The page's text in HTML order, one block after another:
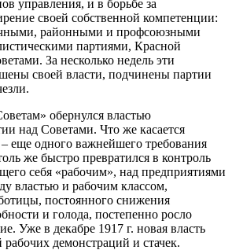
управления, и в борьбе за
своей собственной компетенции:
районными и профсоюзными
партиями, Красной
За несколько недель эти
своей власти, подчинены партии
обернулся властью
над Советами. Что же касается
– еще одного важнейшего требования
же быстро превратился в контроль
себя «рабочим», над предприятиями
властью и рабочим классом,
постоянного снижения
и голода, постепенно росло
Уже в декабре 1917 г. новая власть
рабочих демонстраций и стачек.